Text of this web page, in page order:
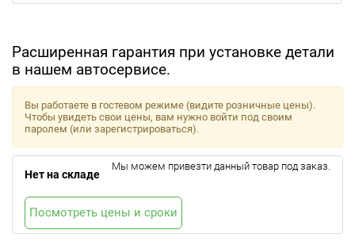
Расширенная гарантия при установке детали
в нашем автосервисе.
Вы работаете в гостевом режиме (видите розничные цены).
Чтобы увидеть свои цены, вам нужно войти под своим
паролем (или зарегистрироваться).
Нет на складе
Мы можем привезти данный товар под заказ.
Посмотреть цены и сроки